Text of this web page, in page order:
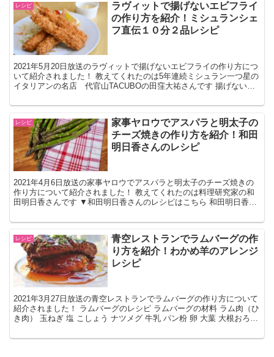
レシピ
ラヴィットで揚げないエビフライ
の作り方を紹介！ミシュランシェ
フ直伝１０分２品レシピ
2021年5月20日放送のラヴィットで揚げないエビフライの作り方につ
いて紹介されました！ 教えてくれたのは5年連続ミシュラン一つ星の
イタリアンの名店 代官山TACUBOの田窪大祐さんです 揚げないエ
レシピ
家事ヤロウでアスパラと明太子の
チーズ焼きの作り方を紹介！和田
明日香さんのレシピ
2021年4月6日放送の家事ヤロウでアスパラと明太子のチーズ焼きの
作り方について紹介されました！ 教えてくれたのは料理研究家の和
田明日香さんです ▼和田明日香さんのレシピはこちら 和田明日香の
レシピ
青空レストランでラムバーグの作
り方を紹介！わかめ羊のアレンジ
レシピ
2021年3月27日放送の青空レストランでラムバーグの作り方について
紹介されました！ ラムバーグのレシピ ラムバーグの材料 ラム肉（ひ
き肉） 玉ねぎ 塩 こしょう ナツメグ 牛乳 パン粉 卵 大葉 大根おろし